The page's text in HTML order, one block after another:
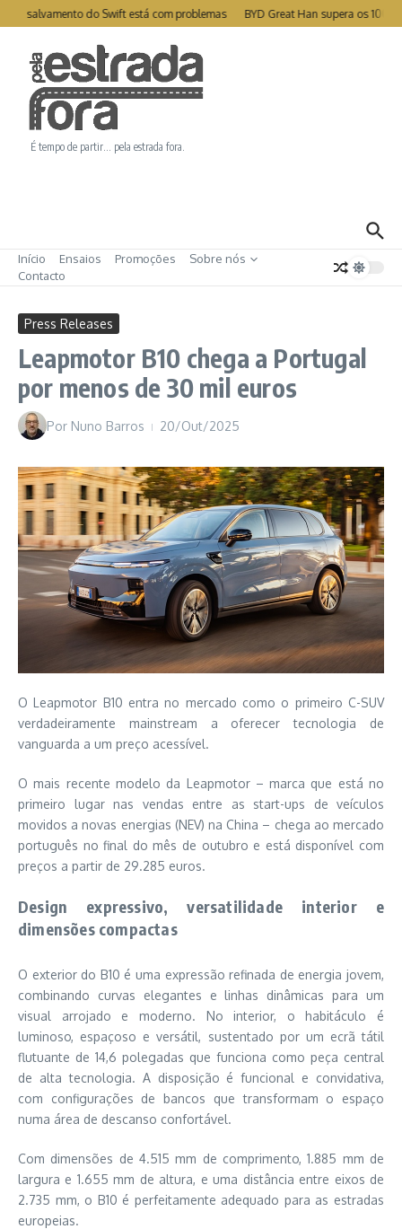
Ir para o conteúdo
de salvamento do Swift está com problemas BYD Great Han supera os 1000km
É tempo de partir… pela estrada fora.
Início Ensaios Promoções
Sobre nós
Contacto
Press Releases
Leapmotor B10 chega a Portugal
por menos de 30 mil euros
Por Nuno Barros 20/Out/2025
O Leapmotor B10 entra no mercado como o primeiro C-SUV
verdadeiramente mainstream a oferecer tecnologia de
vanguarda a um preço acessível.
O mais recente modelo da Leapmotor – marca que está no
primeiro lugar nas vendas entre as start-ups de veículos
movidos a novas energias (NEV) na China – chega ao mercado
português no final do mês de outubro e está disponível com
preços a partir de 29.285 euros.
Design expressivo, versatilidade interior e
dimensões compactas
O exterior do B10 é uma expressão refinada de energia jovem,
combinando curvas elegantes e linhas dinâmicas para um
visual arrojado e moderno. No interior, o habitáculo é
luminoso, espaçoso e versátil, sustentado por um ecrã tátil
flutuante de 14,6 polegadas que funciona como peça central
de alta tecnologia. A disposição é funcional e convidativa,
com configurações de bancos que transformam o espaço
numa área de descanso confortável.
Com dimensões de 4.515 mm de comprimento, 1.885 mm de
largura e 1.655 mm de altura, e uma distância entre eixos de
2.735 mm, o B10 é perfeitamente adequado para as estradas
europeias.